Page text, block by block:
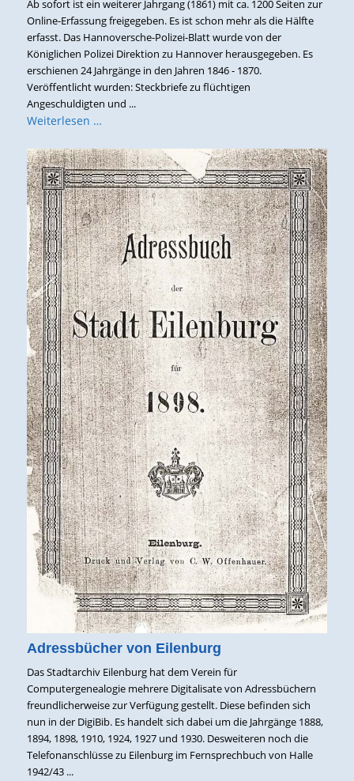
Ab sofort ist ein weiterer Jahrgang (1861) mit ca. 1200 Seiten zur
Online-Erfassung freigegeben. Es ist schon mehr als die Hälfte
erfasst. Das Hannoversche-Polizei-Blatt wurde von der
Königlichen Polizei Direktion zu Hannover herausgegeben. Es
erschienen 24 Jahrgänge in den Jahren 1846 - 1870.
Veröffentlicht wurden: Steckbriefe zu flüchtigen
Angeschuldigten und ...
Weiterlesen …
Adressbücher von Eilenburg
Das Stadtarchiv Eilenburg hat dem Verein für
Computergenealogie mehrere Digitalisate von Adressbüchern
freundlicherweise zur Verfügung gestellt. Diese befinden sich
nun in der DigiBib. Es handelt sich dabei um die Jahrgänge 1888,
1894, 1898, 1910, 1924, 1927 und 1930. Desweiteren noch die
Telefonanschlüsse zu Eilenburg im Fernsprechbuch von Halle
1942/43 ...